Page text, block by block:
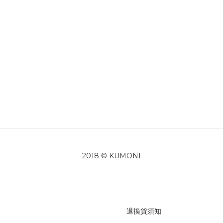
2018 © KUMONI
退換貨須知